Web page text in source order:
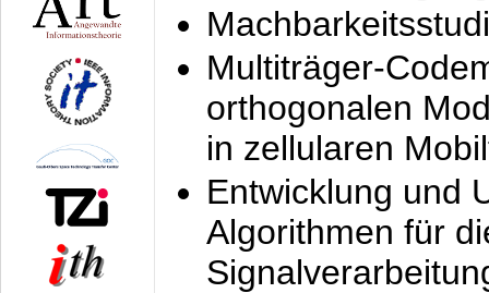
Multiträger-
orthogonalen
in zellularen
Entwicklung und
Algorithmen für